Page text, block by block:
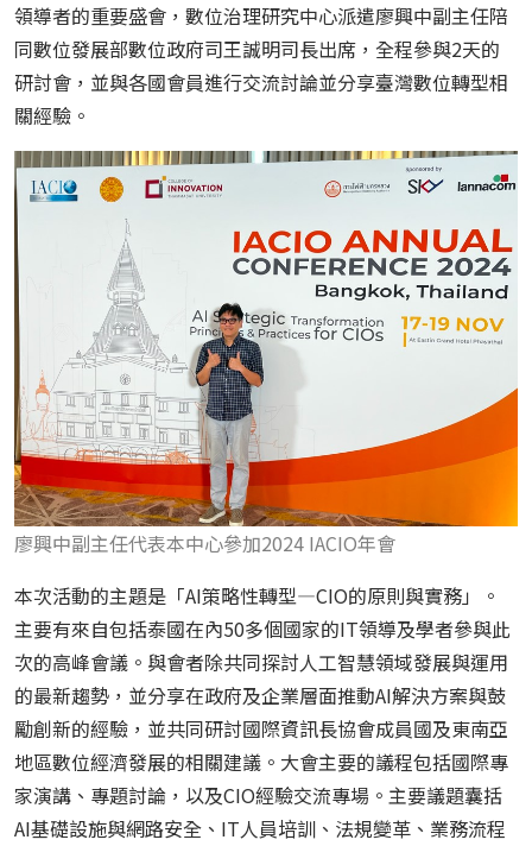
領導者的重要盛會，數位治理研究中心派遣廖興中副主任陪
同數位發展部數位政府司王誠明司長出席，全程參與2天的
研討會，並與各國會員進行交流討論並分享臺灣數位轉型相
關經驗。
廖興中副主任代表本中心參加2024 IACIO年會
本次活動的主題是「AI策略性轉型—CIO的原則與實務」。
主要有來自包括泰國在內50多個國家的IT領導及學者參與此
次的高峰會議。與會者除共同探討人工智慧領域發展與運用
的最新趨勢，並分享在政府及企業層面推動AI解決方案與鼓
勵創新的經驗，並共同研討國際資訊長協會成員國及東南亞
地區數位經濟發展的相關建議。大會主要的議程包括國際專
家演講、專題討論，以及CIO經驗交流專場。主要議題囊括
AI基礎設施與網路安全、 IT人員培訓、法規變革、業務流程